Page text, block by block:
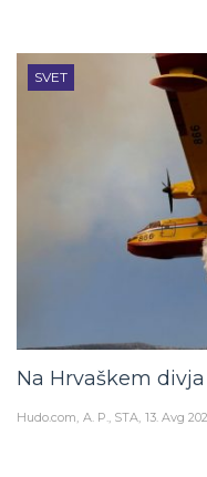
SVET
Na Hrvaškem
Hudo.com A. P., STA 13. Avg